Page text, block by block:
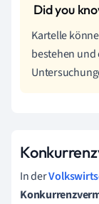
Kartelle
bestehen
In der